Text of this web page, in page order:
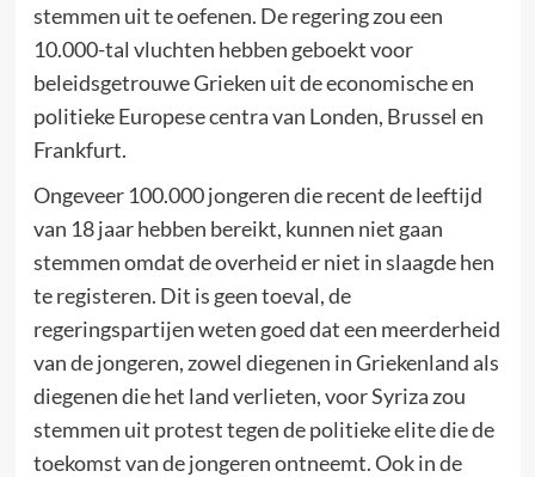
stemmen uit te oefenen. De regering zou een
10.000-tal vluchten hebben geboekt voor
beleidsgetrouwe Grieken uit de economische en
politieke Europese centra van Londen, Brussel en
Frankfurt.
Ongeveer 100.000 jongeren die recent de leeftijd
van 18 jaar hebben bereikt, kunnen niet gaan
stemmen omdat de overheid er niet in slaagde hen
te registeren. Dit is geen toeval, de
regeringspartijen weten goed dat een meerderheid
van de jongeren, zowel diegenen in Griekenland als
diegenen die het land verlieten, voor Syriza zou
stemmen uit protest tegen de politieke elite die de
toekomst van de jongeren ontneemt. Ook in de